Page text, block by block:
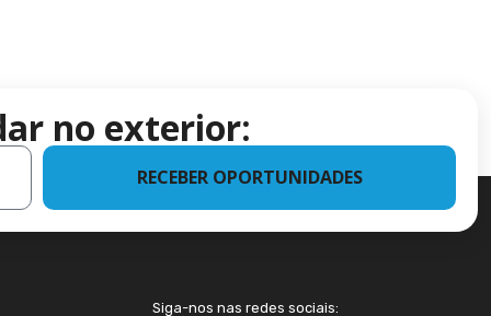
no exterior:
RECEBER OPORTUNIDADES
Siga-nos nas redes sociais: